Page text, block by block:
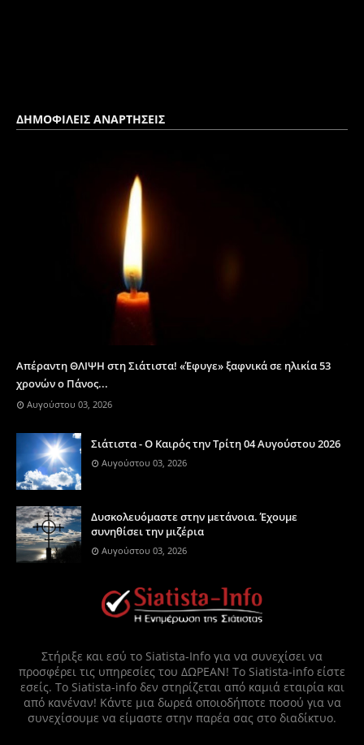
ΔΗΜΟΦΙΛΕΙΣ ΑΝΑΡΤΗΣΕΙΣ
Απέραντη ΘΛΙΨΗ στη Σιάτιστα! «Έφυγε» ξαφνικά σε ηλικία 53
χρονών ο Πάνος...
Αυγούστου 03, 2026
Σιάτιστα - Ο Καιρός την Τρίτη 04 Αυγούστου 2026
Αυγούστου 03, 2026
Δυσκολευόμαστε στην μετάνοια. Έχουμε
συνηθίσει την μιζέρια
Αυγούστου 03, 2026
Στήριξε και εσύ το Siatista-Info για να συνεχίσει να
προσφέρει τις υπηρεσίες του ΔΩΡΕΑΝ! Το Siatista-info είστε
εσείς. Το Siatista-info δεν στηρίζεται από καμιά εταιρία και
από κανέναν! Κάντε μια δωρεά οποιοδήποτε ποσού για να
συνεχίσουμε να είμαστε στην παρέα σας στο διαδίκτυο.